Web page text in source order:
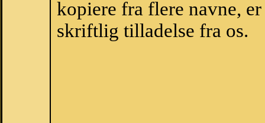
kopiere fra flere navne,
skriftlig tilladelse fra os.